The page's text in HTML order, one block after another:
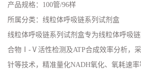
产品规格： 100管/96样
所属分类： 线粒体呼吸链系列试剂盒
线粒体呼吸链系列试剂盒‌专为线粒体呼吸
合物Ⅰ-Ⅴ活性检测及ATP合成效率分析，
针等技术，精准量化NADH氧化、氧耗速